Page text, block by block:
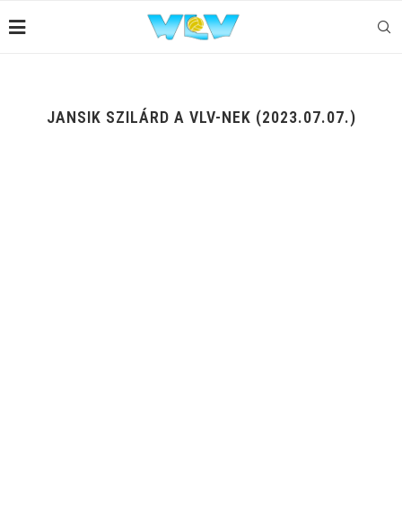
JANSIK SZILÁRD A VLV-NEK (2023.07.07.)